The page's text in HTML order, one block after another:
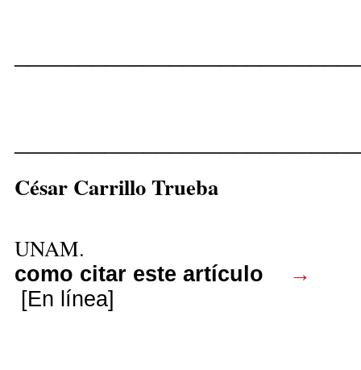
César Carrillo
UNAM.
como citar este artículo
→
[En línea]